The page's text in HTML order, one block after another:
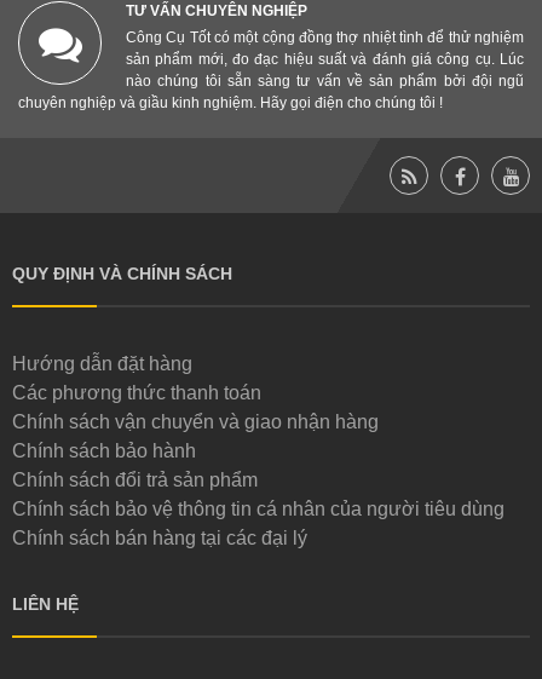
TƯ VẤN CHUYÊN NGHIỆP
Công Cụ Tốt có một cộng đồng thợ nhiệt tình để thử nghiệm
sản phẩm mới, đo đạc hiệu suất và đánh giá công cụ. Lúc
nào chúng tôi sẵn sàng tư vấn về sản phẩm bởi đội ngũ
chuyên nghiệp và giầu kinh nghiệm. Hãy gọi điện cho chúng tôi !
QUY ĐỊNH VÀ CHÍNH SÁCH
Hướng dẫn đặt hàng
Các phương thức thanh toán
Chính sách vận chuyển và giao nhận hàng
Chính sách bảo hành
Chính sách đổi trả sản phẩm
Chính sách bảo vệ thông tin cá nhân của người tiêu dùng
Chính sách bán hàng tại các đại lý
LIÊN HỆ